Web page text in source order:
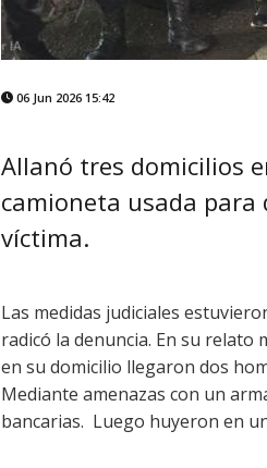
06 Jun 2026 15:42
Allanó tres domicilios
camioneta usada
víctima.
Las medidas judiciales
radicó la denuncia. En su relato
en su domicilio llegaron dos
Mediante amenazas con un
bancarias. Luego huyeron en